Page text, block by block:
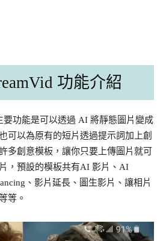
功能介紹
要功能是可以透過 AI 將靜態圖片變成
可以為原有的短片透過提示詞加上創
多創意模板，讓你只要上傳圖片就可
，預設的模板共有AI 影片、AI
、影片延長、圖生影片、讓相片
等。